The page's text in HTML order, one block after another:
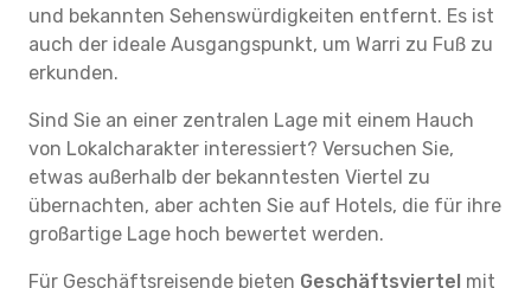
und bekannten Sehenswürdigkeiten entfernt. Es ist
auch der ideale Ausgangspunkt, um Warri zu Fuß zu
erkunden.
Sind Sie an einer zentralen Lage mit einem Hauch
von Lokalcharakter interessiert? Versuchen Sie,
etwas außerhalb der bekanntesten Viertel zu
übernachten, aber achten Sie auf Hotels, die für ihre
großartige Lage hoch bewertet werden.
Für Geschäftsreisende bieten Geschäftsviertel mit